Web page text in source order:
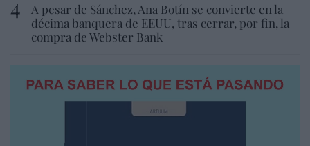
A pesar de Sánchez, Ana Botín se convierte en la
décima banquera de EEUU, tras cerrar, por fin, la
compra de Webster Bank